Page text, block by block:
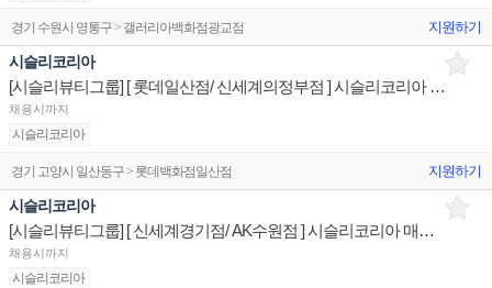
경기 수원시 영통구 > 갤러리아백화점광교점 지원하기
시슬리코리아
[시슬리뷰티그룹] [ 롯데일산점/ 신세계의정부점 ] 시슬리코리아 매장 상품유지 매장판매사원
채용시까지
시슬리코리아
경기 고양시 일산동구 > 롯데백화점일산점 지원하기
시슬리코리아
[시슬리뷰티그룹] [ 신세계경기점/ AK수원점 ] 시슬리코리아 매장 상품유지 매장판매사원
채용시까지
시슬리코리아